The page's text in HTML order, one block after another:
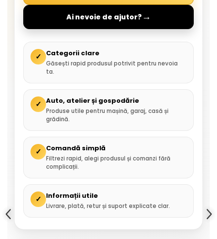
Ai nevoie de ajutor? →
✓ Categorii clare
Găsești rapid produsul potrivit pentru nevoia
ta.
✓ Auto, atelier și gospodărie
Produse utile pentru mașină, garaj, casă și
grădină.
✓ Comandă simplă
Filtrezi rapid, alegi produsul și comanzi fără
complicații.
✓ Informații utile
Livrare, plată, retur și suport explicate clar.